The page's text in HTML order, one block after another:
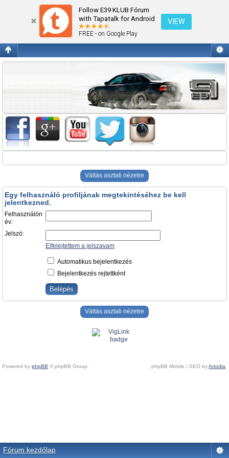
Follow E39 KLUB Fórum
with Tapatalk for Android
FREE - on Google Play
VIEW
Belépés
Váltás asztali nézetre
Egy felhasználó profiljának megtekintéséhez be kell
jelentkezned.
Felhasználón
év:
Jelszó:
Elfelejtettem a jelszavam
Automatikus bejelentkezés
Bejelentkezés rejtettként
Váltás asztali nézetre
Powered by phpBB © phpBB Group. phpBB Mobile / SEO byArtodia.
Fórum kezdőlap